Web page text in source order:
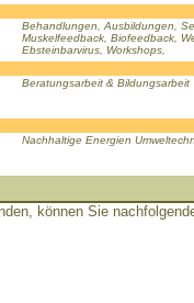
Behandlungen, Ausbildungen,
Muskelfeedback, Biofeedback,
Ebsteinbarvirus, Workshops,
Beratungsarbeit & Bildungsarbeit
Nachhaltige Energien
können Sie